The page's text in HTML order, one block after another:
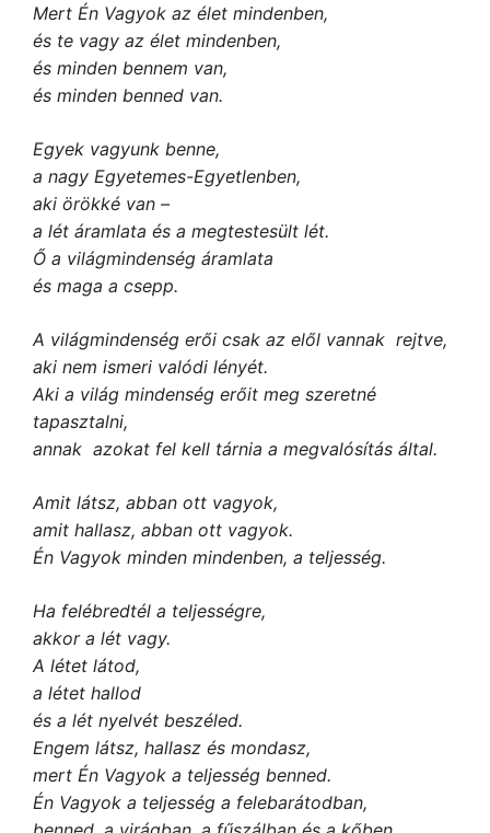
Mert Én Vagyok az élet mindenben,
és te vagy az élet mindenben,
és minden bennem van,
és minden benned van.
Egyek vagyunk benne,
a nagy Egyetemes-Egyetlenben,
aki örökké van –
a lét áramlata és a megtestesült lét.
Ő a világmindenség áramlata
és maga a csepp.
A világmindenség erői csak az elől vannak rejtve,
aki nem ismeri valódi lényét.
Aki a világ mindenség erőit meg szeretné
tapasztalni,
annak azokat fel kell tárnia a megvalósítás által.
Amit látsz, abban ott vagyok,
amit hallasz, abban ott vagyok.
Én Vagyok minden mindenben, a teljesség.
Ha felébredtél a teljességre,
akkor a lét vagy.
A létet látod,
a létet hallod
és a lét nyelvét beszéled.
Engem látsz, hallasz és mondasz,
mert Én Vagyok a teljesség benned.
Én Vagyok a teljesség a felebarátodban,